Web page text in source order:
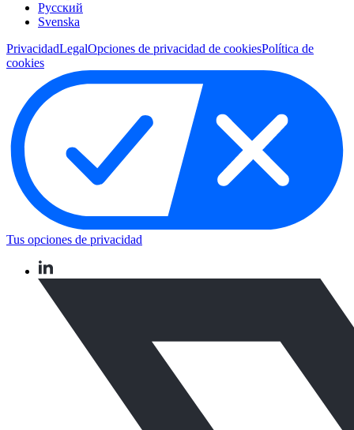
Pусский
Svenska
PrivacidadLegalOpciones de privacidad de cookiesPolítica de
cookies
Tus opciones de privacidad